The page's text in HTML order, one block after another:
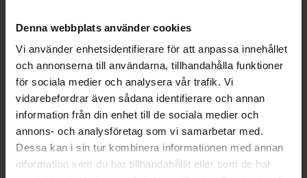
Denna webbplats använder cookies
Vi använder enhetsidentifierare för att anpassa innehållet
och annonserna till användarna, tillhandahålla funktioner
för sociala medier och analysera vår trafik. Vi
vidarebefordrar även sådana identifierare och annan
information från din enhet till de sociala medier och
annons- och analysföretag som vi samarbetar med.
Dessa kan i sin tur kombinera informationen med annan
information som du har tillhandahållit eller som de har
EAN:07318830001658
Kategorier:
Glasögon
Omdömen Visa
Innehåll Visa